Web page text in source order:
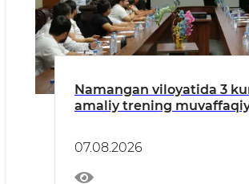
Namangan viloyatida 3
amaliy trening
07.08.2026